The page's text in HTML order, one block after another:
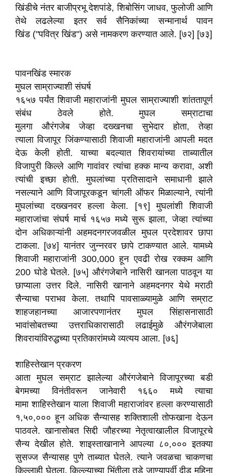
खिंडीचे नंतर बाजीप्रभू देशपांडे, शिबोसिंग जाधव, फुलोजी आणि
तेथे लढलेल्या इतर सर्व सैनिकांच्या सन्मानार्थ पावन
खिंड ("पवित्र खिंड") असे नामकरण करण्यात आले. [७२] [७३]
पावनखिंड स्मारक
मुघल साम्राज्याशी संघर्ष
१६५७ पर्यंत शिवाजी महाराजांनी मुघल साम्राज्याशी शांततापूर्ण
संबंध ठेवले होते. मुघल सम्राटाचा
मुलगा औरंगजेब जेव्हा दख्खनचा सुभेदार होता, तेव्हा
त्याला विजापूर जिंकण्यासाठी शिवाजी महाराजांनी आपली मदत
देऊ केली होती. याच्या बदल्यात शिवरायांच्या ताब्यातील
विजापुरी किल्ले आणि गावांवर त्यांचा हक्क मान्य करावा, अशी
त्यांची इच्छा होती. मुघलांच्या प्रतिसादाने समाधानी झाले
नसल्याने आणि विजापूरकडून चांगली ऑफर मिळाल्याने, त्यांनी
मुघलांच्या दख्खनवर हल्ला केला. [१९] मुघलांशी शिवाजी
महाराजांचा संघर्ष मार्च १६५७ मध्ये सुरू झाला, जेव्हा त्यांच्या
दोन अधिकाऱ्यांनी अहमदनगरजवळील मुघल प्रदेशावर छापा
टाकला. [७४] यानंतर जुन्नरवर छापे टाकण्यात आले. यामध्ये
शिवाजी महाराजांनी 300,000 हून एवढी रोख रक्कम आणि
200 घोडे घेतले. [७५] औरंगजेबाने नासिरी खानला पाठवून या
छाप्याला उत्तर दिले. नासिरी खानाने अहमदनगर येथे मराठी
सैन्याचा पराभव केला. तथापि पावसाळ्यामुळे आणि सम्राट
शाहजहानच्या आजारपणानंतर मुघल सिंहासनासाठी
भावांसोबतच्या उत्तराधिकारासाठी लढाईमुळे औरंगजेबाला
शिवरायांविरुद्धच्या प्रतिकारांमध्ये व्यत्यय आला. [७६]
शाहिस्तेखान प्रकरण
आता मुघल सम्राट झालेल्या औरंगजेबाने विजापूरच्या बडी
बेगमच्या विनंतीवरून जानेवारी १६६० मध्ये त्याचा
मामा शाहिस्तेखान याला शिवाजी महाराजांवर हल्ला करण्यासाठी
१,५०,००० हून अधिक सैन्यासह शक्तिशाली तोफखाना देऊन
पाठवले. खानासोबत सिद्दी जौहरच्या नेतृत्वाखालील विजापूरचे
सैन्य देखील होते. शाइस्ताखानाने आपल्या ८०,००० इतक्या
सुसज्ज सैन्यासह पुणे ताब्यात घेतले. त्याने जवळचा चाकणचा
किल्लाही घेतला. किल्ल्याच्या भिंतीला तडे जाण्यापूर्वी दीड महिना